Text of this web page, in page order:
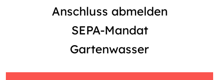
Anschluss abmelden
SEPA-Mandat
Gartenwasser